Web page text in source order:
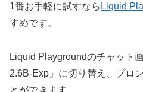
1番お手軽に試すなら Liquid
すめです。
Liquid Playgroundのチャット
2.6B-Exp」に切り替え、プロ
とができます。